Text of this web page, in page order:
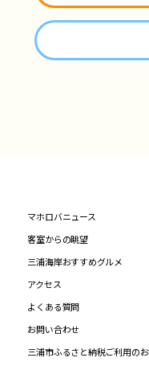
マホロバニュース
客室からの眺望
三浦海岸おすすめグルメ
アクセス
よくある質問
お問い合わせ
三浦市ふるさと納税ご利用の